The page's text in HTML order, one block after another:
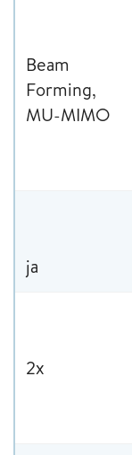
Beam
Forming,
MU-MIMO
ja
2x